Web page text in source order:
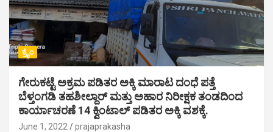
ಕ್ರೈಂ
ಗೇರುಕಟ್ಟೆ ಅಕ್ರಮ ಪಡಿತರ ಅಕ್ಕಿ ಮಾರಾಟ ದಂಧೆ ಪತ್ತೆ
ಬೆಳ್ತಂಗಡಿ ತಹಶೀಲ್ದಾರ್ ಮತ್ತು ಅಹಾರ ನಿರೀಕ್ಷಕ ತಂಡದಿಂದ
ಕಾರ್ಯಾಚರಣೆ 14 ಕ್ವಿಂಟಾಲ್ ಪಡಿತರ ಅಕ್ಕಿ ವಶಕ್ಕೆ.
June 1, 2022 prajaprakasha